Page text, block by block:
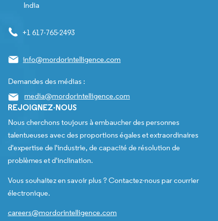
India
+1 617-765-2493
info@mordorintelligence.com
Demandes des médias :
media@mordorintelligence.com
REJOIGNEZ-NOUS
Nous cherchons toujours à embaucher des personnes
talentueuses avec des proportions égales et extraordinaires
d'expertise de l'industrie, de capacité de résolution de
problèmes et d'inclination.
Vous souhaitez en savoir plus ? Contactez-nous par courrier
électronique.
careers@mordorintelligence.com